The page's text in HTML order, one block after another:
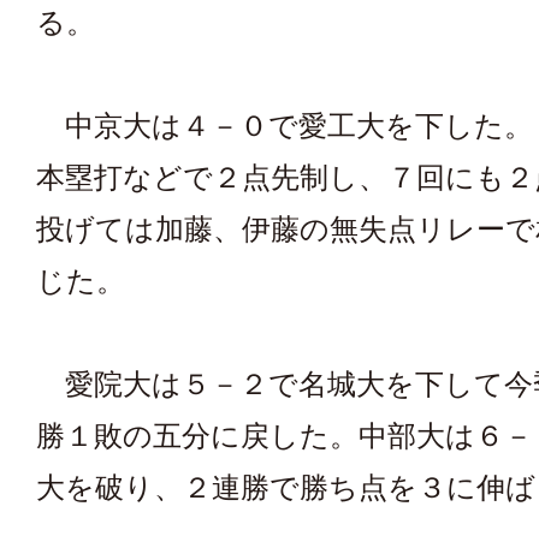
る。
中京大は４－０で愛工大を下した
本塁打などで２点先制し、７回にも
投げては加藤、伊藤の無失点リレー
じた。
愛院大は５－２で名城大を下して今
勝１敗の五分に戻した。中部大は６
大を破り、２連勝で勝ち点を３に伸